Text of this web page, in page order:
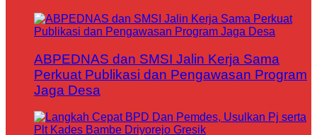
ABPEDNAS dan SMSI Jalin Kerja Sama
Perkuat Publikasi dan Pengawasan Program
Jaga Desa